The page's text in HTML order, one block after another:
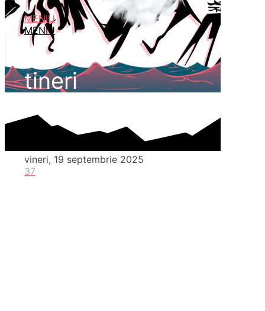
MENIU
MENIU
tineri
vineri, 19 septembrie 2025
37